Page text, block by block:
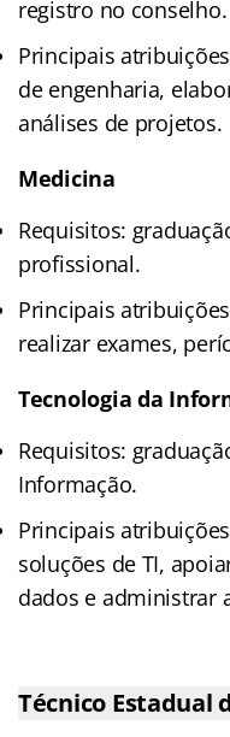
registro no conselho.
Principais
de engenharia,
análises de projetos.
Medicina
Requisitos:
profissional.
Principais
realizar exames,
Tecnologia da
Requisitos:
Informação.
Principais
soluções de TI,
dados e administrar
Técnico Estadual